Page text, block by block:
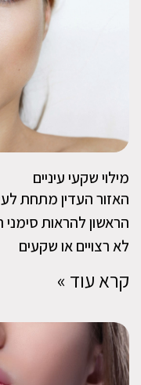
מילוי שקעי עיניים
האזור העדין מתחת
הראשון להראות
לא רצויים או שקעים
קרא עוד »